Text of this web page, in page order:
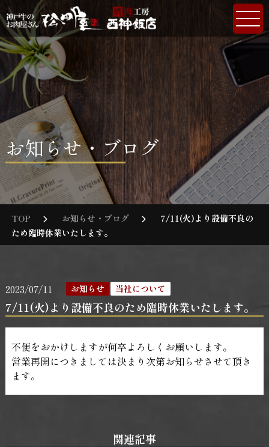
お知らせ・ブログ
TOP お知らせ・ブログ
7/11(火)より設備不良の
ため臨時休業いたします。
2023/07/11 お知らせ 当社について
7/11(火)より設備不良のため臨時休業いたします。
不便をおかけしますが何卒よろしくお願いします。
営業再開につきましては決まり次第お知らせさせて頂き
ます。
関連記事